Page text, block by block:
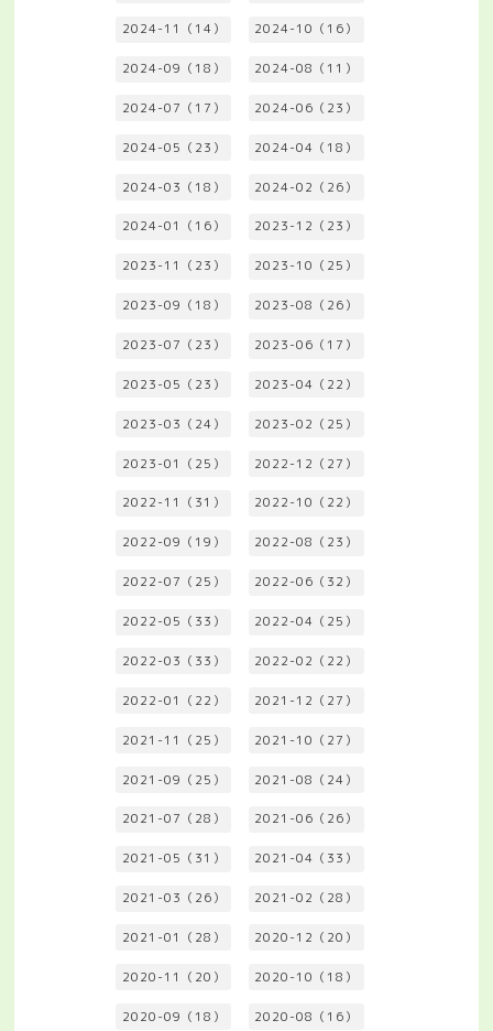
2024-11（14） 2024-10（16）
2024-09（18） 2024-08（11）
2024-07（17） 2024-06（23）
2024-05（23） 2024-04（18）
2024-03（18） 2024-02（26）
2024-01（16） 2023-12（23）
2023-11（23） 2023-10（25）
2023-09（18） 2023-08（26）
2023-07（23） 2023-06（17）
2023-05（23） 2023-04（22）
2023-03（24） 2023-02（25）
2023-01（25） 2022-12（27）
2022-11（31） 2022-10（22）
2022-09（19） 2022-08（23）
2022-07（25） 2022-06（32）
2022-05（33） 2022-04（25）
2022-03（33） 2022-02（22）
2022-01（22） 2021-12（27）
2021-11（25） 2021-10（27）
2021-09（25） 2021-08（24）
2021-07（28） 2021-06（26）
2021-05（31） 2021-04（33）
2021-03（26） 2021-02（28）
2021-01（28） 2020-12（20）
2020-11（20） 2020-10（18）
2020-09（18） 2020-08（16）